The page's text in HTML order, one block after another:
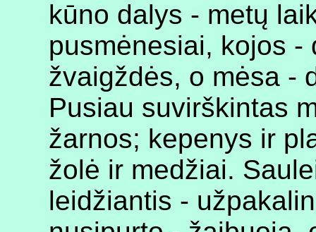
kūno dalys - metų
pusmėnesiai, kojos
žvaigždės, o mėsa -
Pusiau suvirškintas
žarnos; kepenys ir
žolė ir medžiai.
leidžiantis -